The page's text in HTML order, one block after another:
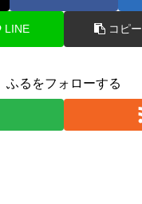
LINE コピー
ふるをフォローする